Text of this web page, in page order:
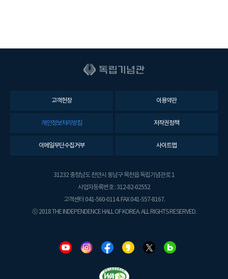
고객헌장 이용약관
개인정보처리방침 저작권정책
이메일무단수집거부 사이트맵
31232 충청남도 천안시 동남구 목천읍 독립기념관로 1
사업자등록번호 : 312-82-02552
고객센터 041-560-0114. FAX 041-557-8167.
ⓒ 2018 THE INDEPENDENCE HALL OF KOREA. ALL RIGHTS RESERVED.